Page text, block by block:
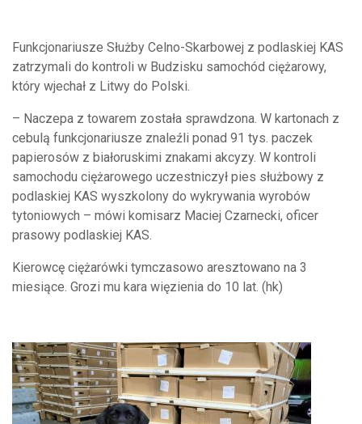
Funkcjonariusze Służby Celno-Skarbowej z podlaskiej KAS
zatrzymali do kontroli w Budzisku samochód ciężarowy,
który wjechał z Litwy do Polski.
– Naczepa z towarem została sprawdzona. W kartonach z
cebulą funkcjonariusze znaleźli ponad 91 tys. paczek
papierosów z białoruskimi znakami akcyzy. W kontroli
samochodu ciężarowego uczestniczył pies służbowy z
podlaskiej KAS wyszkolony do wykrywania wyrobów
tytoniowych – mówi komisarz Maciej Czarnecki, oficer
prasowy podlaskiej KAS.
Kierowcę ciężarówki tymczasowo aresztowano na 3
miesiące. Grozi mu kara więzienia do 10 lat. (hk)